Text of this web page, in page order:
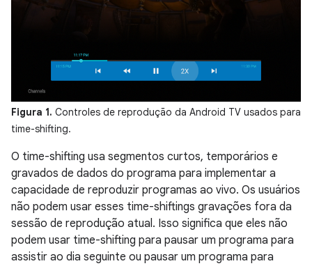
Figura 1. Controles de reprodução da Android TV usados para
time-shifting.
O time-shifting usa segmentos curtos, temporários e
gravados de dados do programa para implementar a
capacidade de reproduzir programas ao vivo. Os usuários
não podem usar esses time-shiftings gravações fora da
sessão de reprodução atual. Isso significa que eles não
podem usar time-shifting para pausar um programa para
assistir ao dia seguinte ou pausar um programa para